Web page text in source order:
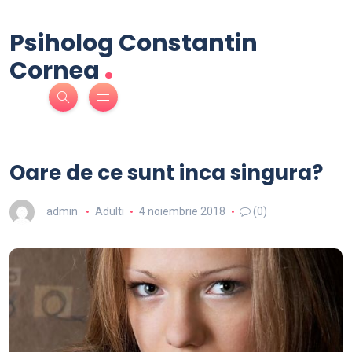
Psiholog Constantin
Cornea.
Oare de ce sunt inca singura?
admin Adulti 4 noiembrie 2018 (0)